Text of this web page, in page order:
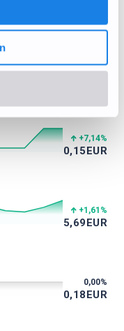
+0,20%
+7,14%
0,15EUR
+1,61 %
5,69EUR
0,00%
0,18EUR